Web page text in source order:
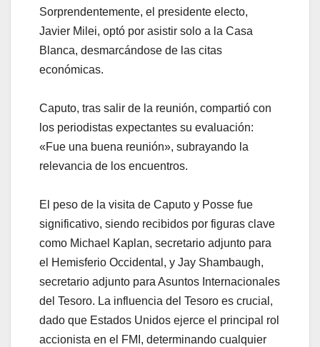
Sorprendentemente, el presidente electo,
Javier Milei, optó por asistir solo a la Casa
Blanca, desmarcándose de las citas
económicas.
Caputo, tras salir de la reunión, compartió con
los periodistas expectantes su evaluación:
«Fue una buena reunión», subrayando la
relevancia de los encuentros.
El peso de la visita de Caputo y Posse fue
significativo, siendo recibidos por figuras clave
como Michael Kaplan, secretario adjunto para
el Hemisferio Occidental, y Jay Shambaugh,
secretario adjunto para Asuntos Internacionales
del Tesoro. La influencia del Tesoro es crucial,
dado que Estados Unidos ejerce el principal rol
accionista en el FMI, determinando cualquier